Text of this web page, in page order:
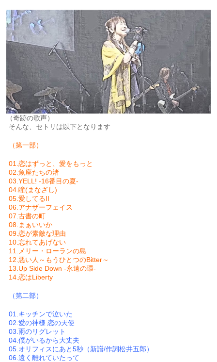
（奇跡の歌声）
そんな、セトリは以下となります
（第一部）
01.恋はずっと、愛をもっと
02.魚座たちの渚
03.YELL! -16番目の夏-
04.瞳(まなざし)
05.愛してるII
06.アナザーフェイス
07.古書の町
08.まぁいいか
09.恋が素敵な理由
10.忘れてあげない
11.メリー・ローランの島
12.悪い人～もうひとつのBitter～
13.Up Side Down -永遠の環-
14.恋はLiberty
（第二部）
01.キッチンで泣いた
02.愛の神様 恋の天使
03.雨のリグレット
04.僕がいるから大丈夫
05.オリフィスにあと5秒（新譜/作詞松井五郎）
06.遠く離れていたって